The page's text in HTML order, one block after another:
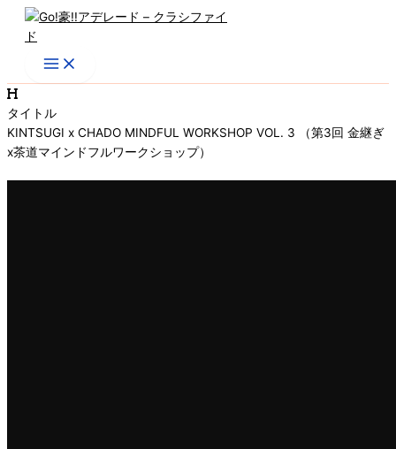
キ
ッ
プ
タイトル
KINTSUGI x CHADO MINDFUL WORKSHOP VOL. 3 （第3回 金継ぎ
x茶道マインドフルワークショップ）